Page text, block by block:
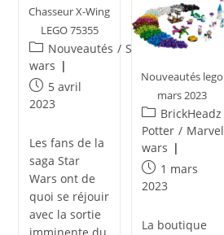
Chasseur X-Wing
LEGO 75355
Post
category:
Nouveautés / Star
wars
Publication
publiée :
5 avril
2023
Les fans de la
saga Star
Wars ont de
quoi se réjouir
avec la sortie
Nouveautés lego
mars 2023
Post
category:
BrickHeadz
Potter / Marvel
wars
Publication
publiée :
1 mars
2023
La boutique